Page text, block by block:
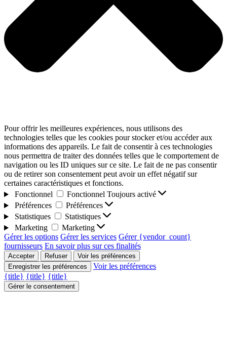
Pour offrir les meilleures expériences, nous utilisons des
technologies telles que les cookies pour stocker et/ou accéder aux
informations des appareils. Le fait de consentir à ces technologies
nous permettra de traiter des données telles que le comportement de
navigation ou les ID uniques sur ce site. Le fait de ne pas consentir
ou de retirer son consentement peut avoir un effet négatif sur
certaines caractéristiques et fonctions.
Fonctionnel
Fonctionnel Toujours activé
Préférences
Préférences
Statistiques
Statistiques
Marketing
Marketing
Gérer les options Gérer les services Gérer {vendor_count}
fournisseurs En savoir plus sur ces finalités
Accepter Refuser
Voir les préférences
Enregistrer les préférences
Voir les préférences
{title} {title} {title}
Gérer le consentement